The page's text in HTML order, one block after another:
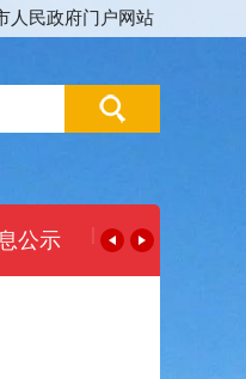
人民政府门户网站
公示 |